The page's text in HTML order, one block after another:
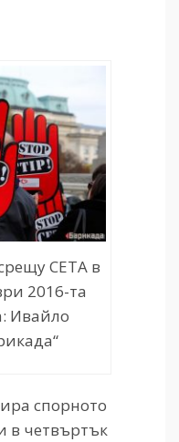
CETA в
2016-та
Ивайло
спорното
в четвъртък